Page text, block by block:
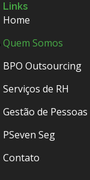
Links
Home
Quem Somos
BPO Outsourcing
Serviços de RH
Gestão de Pessoas
PSeven Seg
Contato